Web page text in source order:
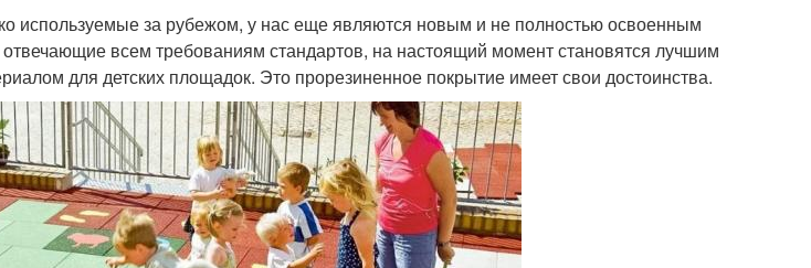
используемые за рубежом, у нас еще являются новым и не полностью освоенным
всем требованиям стандартов, на настоящий момент становятся лучшим
для детских площадок. Это прорезиненное покрытие имеет свои достоинства.